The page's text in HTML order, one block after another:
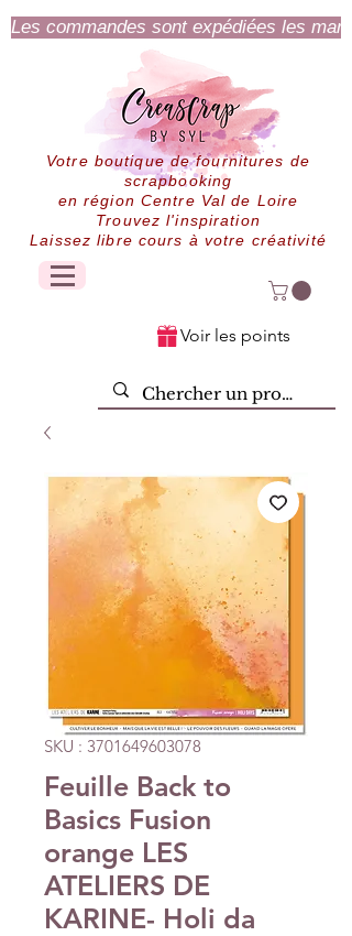
Les commandes sont expédiées les
Votre boutique de fournitures de
scrapbooking
en région Centre Val de Loire
Trouvez l'inspiration
Laissez libre cours à votre créativité
Voir les points
SKU : 3701649603078
Feuille Back to
Basics Fusion
orange LES
ATELIERS DE
KARINE- Holi da